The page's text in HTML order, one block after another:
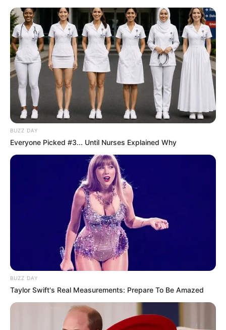
You may also like
BUZZ DAY
Everyone Picked #3... Until Nurses Explained Why
BUZZ DAY
Taylor Swift's Real Measurements: Prepare To Be Amazed